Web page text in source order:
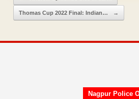
Thomas Cup 2022 Final: Indian… →
Nagpur Police